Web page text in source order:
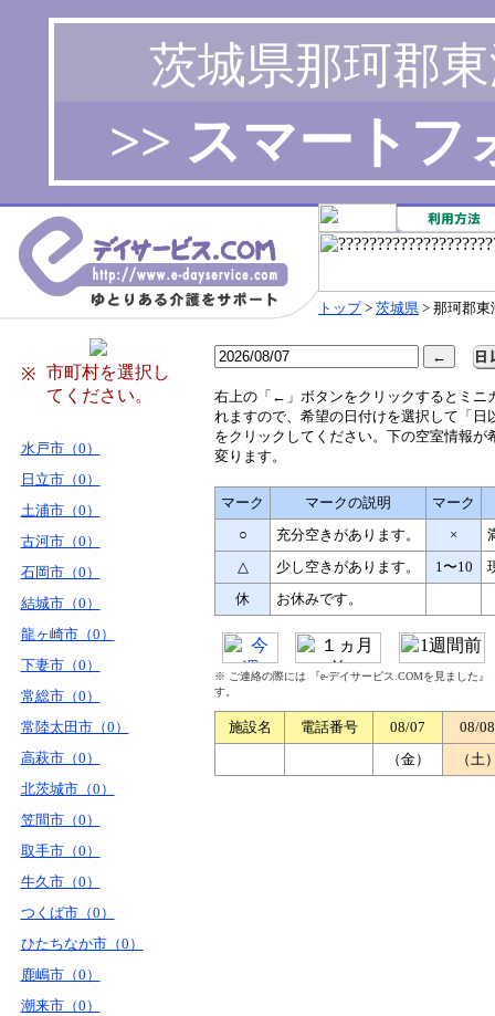
茨城県那珂郡
>> スマートフ
トップ> 茨城県 > 那珂郡東
※
市町村を選択し
てください。
水戸市（0）
日立市（0）
土浦市（0）
古河市（0）
石岡市（0）
結城市（0）
龍ヶ崎市（0）
下妻市（0）
常総市（0）
常陸太田市（0）
高萩市（0）
北茨城市（0）
笠間市（0）
取手市（0）
牛久市（0）
つくば市（0）
ひたちなか市（0）
鹿嶋市（0）
潮来市（0）
右 上の「←」ボタンをクリックするとミニ
れますので、希望の日付けを選択して「日
をクリックしてください。下の空室情報が
変ります。
マーク マークの説明
マーク
○
充分空きがあります。 ×
△
少し空きがあります。 1〜10
休
お休みです。
※ ご連絡の際には 『e-デイサービス.COMを見ました
す。
施設名 電話番号 08/07
08/08
（金）
（土